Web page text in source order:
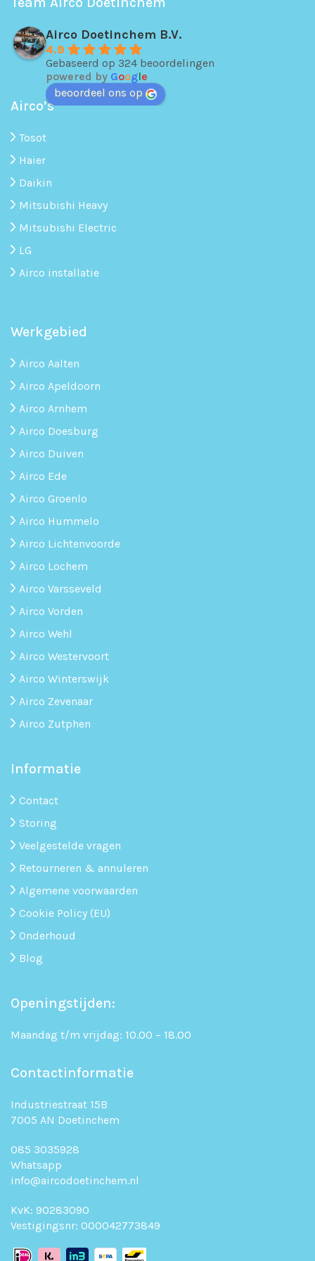
Airco Doetinchem B.V.
4.9
Gebaseerd op 324 beoordelingen
powered by Google
beoordeel ons op
Airco’s
Tosot
Haier
Daikin
Mitsubishi Heavy
Mitsubishi Electric
LG
Airco installatie
Werkgebied
Airco Aalten
Airco Apeldoorn
Airco Arnhem
Airco Doesburg
Airco Duiven
Airco Ede
Airco Groenlo
Airco Hummelo
Airco Lichtenvoorde
Airco Lochem
Airco Varsseveld
Airco Vorden
Airco Wehl
Airco Westervoort
Airco Winterswijk
Airco Zevenaar
Airco Zutphen
Informatie
Contact
Storing
Veelgestelde vragen
Retourneren & annuleren
Algemene voorwaarden
Cookie Policy (EU)
Onderhoud
Blog
Openingstijden:
Maandag t/m vrijdag: 10.00 – 18.00
Contactinformatie
Industriestraat 15B
7005 AN Doetinchem
085 3035928
Whatsapp
info@aircodoetinchem.nl
KvK: 90283090
Vestigingsnr: 000042773849